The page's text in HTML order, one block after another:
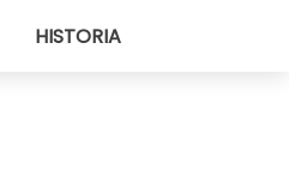
HISTORIA